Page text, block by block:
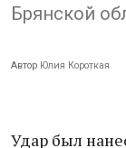
Брянской
Автор Юлия Короткая
Удар был